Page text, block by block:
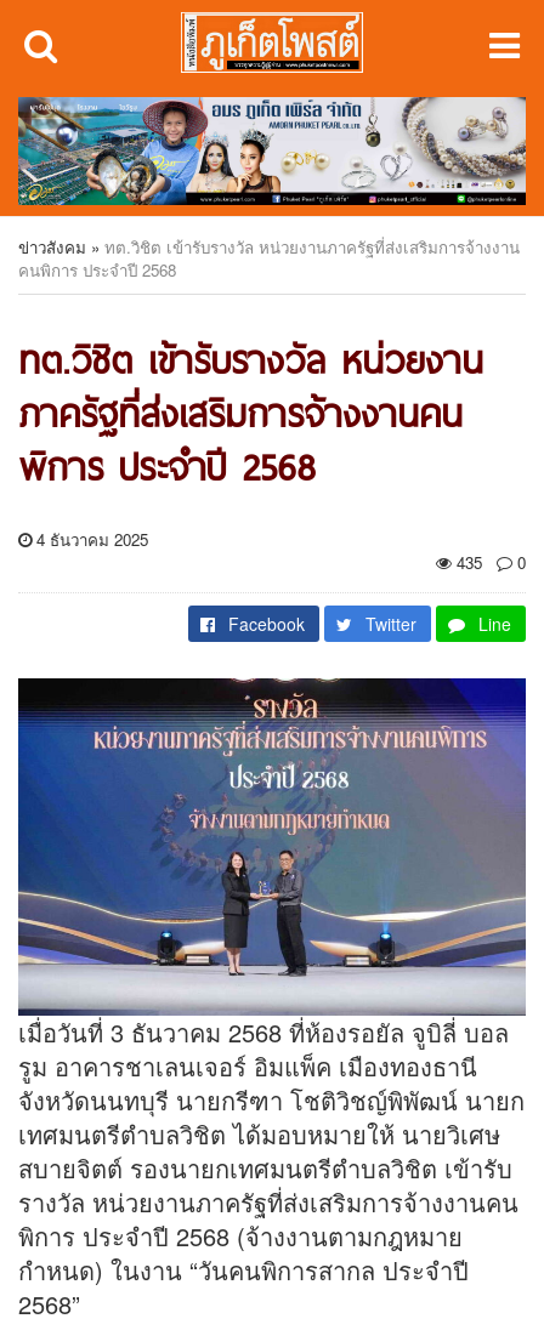
ข่าวสังคม » ทต.วิชิต เข้ารับรางวัล หน่วยงานภาครัฐที่ส่งเสริมการจ้างงาน
คนพิการ ประจำปี 2568
ทต.วิชิต เข้ารับรางวัล หน่วยงาน
ภาครัฐที่ส่งเสริมการจ้างงานคน
พิการ ประจำปี 2568
4 ธันวาคม 2025
435
0
Facebook Twitter Line
เมื่อวันที่ 3 ธันวาคม 2568 ที่ห้องรอยัล จูบิลี่ บอล
รูม อาคารชาเลนเจอร์ อิมแพ็ค เมืองทองธานี
จังหวัดนนทบุรี นายกรีฑา โชติวิชญ์พิพัฒน์ นายก
เทศมนตรีตำบลวิชิต ได้มอบหมายให้ นายวิเศษ
สบายจิตต์ รองนายกเทศมนตรีตำบลวิชิต เข้ารับ
รางวัล หน่วยงานภาครัฐที่ส่งเสริมการจ้างงานคน
พิการ ประจำปี 2568 (จ้างงานตามกฎหมาย
กำหนด) ในงาน “วันคนพิการสากล ประจำปี
2568”